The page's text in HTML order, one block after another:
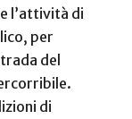
l’attività di
per
del
di